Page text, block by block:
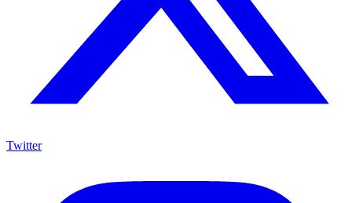
Twitter